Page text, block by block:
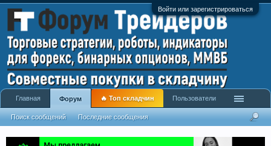
Войти или зарегистрироваться
Главная Форум
Поиск сообщений Последние сообщения
🔥 Топ складчин Пользователи